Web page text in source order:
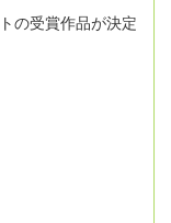
の受賞作品が決定